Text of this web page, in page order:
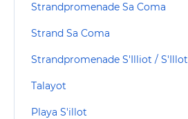
Strandpromenade Sa Coma
Strand Sa Coma
Strandpromenade S'Illiot / S'Illot
Talayot
Playa S'illot